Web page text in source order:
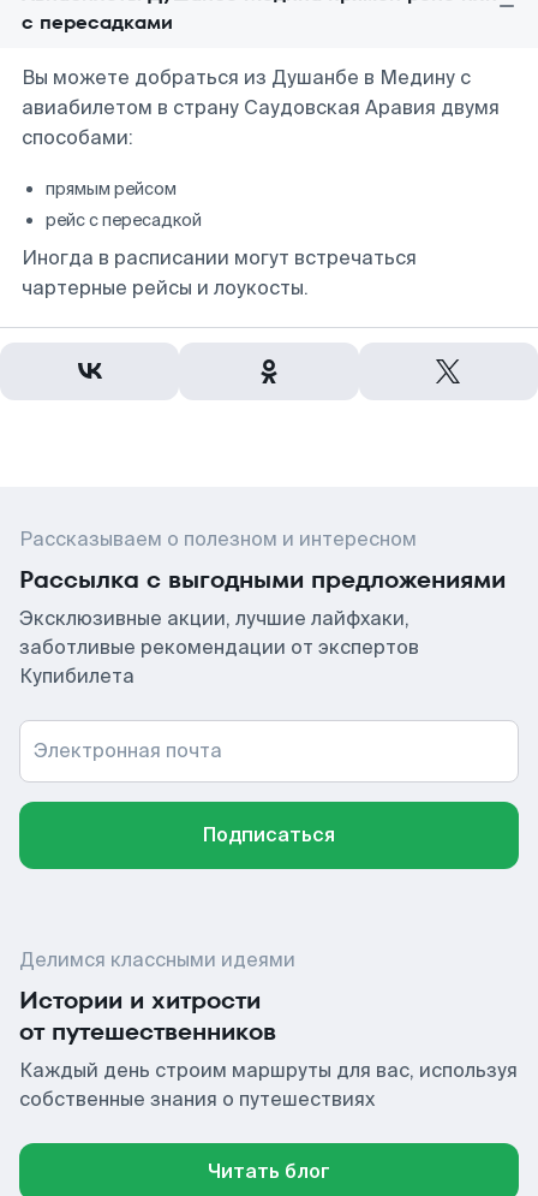
с пересадками
Вы можете добраться из Душанбе в Медину с
авиабилетом в страну Саудовская Аравия двумя
способами:
прямым рейсом
рейс с пересадкой
Иногда в расписании могут встречаться
чартерные рейсы и лоукосты.
Рассказываем о полезном и интересном
Рассылка с выгодными предложениями
Эксклюзивные акции, лучшие лайфхаки,
заботливые рекомендации от экспертов
Купибилета
Электронная почта
Подписаться
Делимся классными идеями
Истории и хитрости
от путешественников
Каждый день строим маршруты для вас, используя
собственные знания о путешествиях
Читать блог